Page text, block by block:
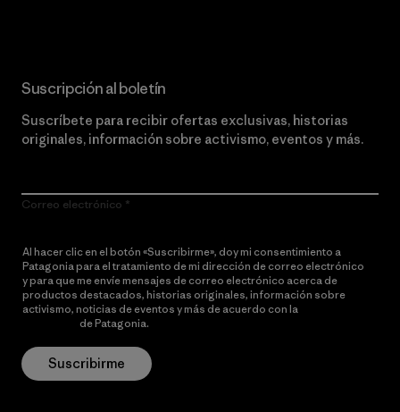
Suscripción al boletín
Suscríbete para recibir ofertas exclusivas, historias
originales, información sobre activismo, eventos y más.
Correo electrónico
Al hacer clic en el botón «Suscribirme», doy mi consentimiento a
Patagonia para el tratamiento de mi dirección de correo electrónico
y para que me envíe mensajes de correo electrónico acerca de
productos destacados, historias originales, información sobre
activismo, noticias de eventos y más de acuerdo con la
de Patagonia.
Suscribirme